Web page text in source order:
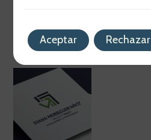
Aceptar Rechazar